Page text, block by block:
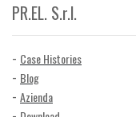
PR.EL. S.r.l.
Case Histories
Blog
Azienda